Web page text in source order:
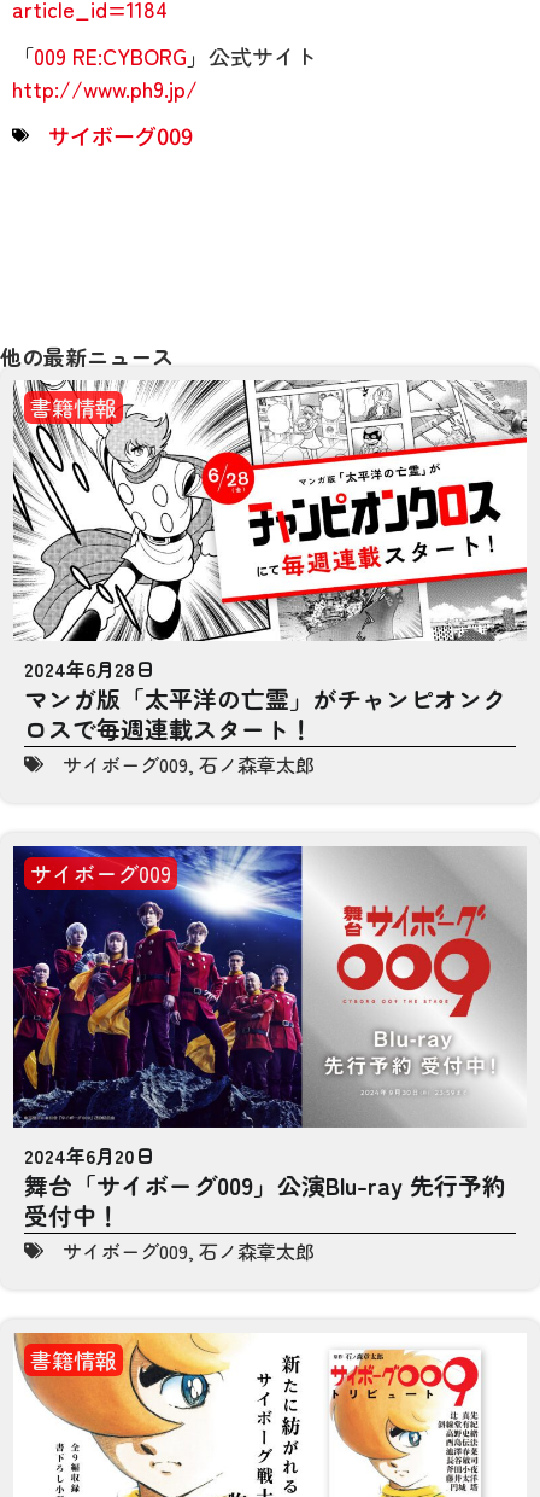
article_id=1184
「009 RE:CYBORG 」公式サイト
http://www.ph9.jp/
サイボーグ009
他の最新ニュース
書籍情報
2024年6月28日
マンガ版「太平洋の亡霊」がチャンピオンク
ロスで毎週連載スタート！
サイボーグ009, 石ノ森章太郎
サイボーグ009
2024年6月20日
舞台「サイボーグ009」公演Blu-ray 先行予約
受付中！
サイボーグ009, 石ノ森章太郎
書籍情報